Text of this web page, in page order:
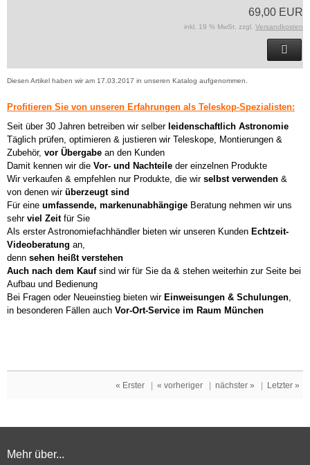
69,00 EUR
inkl. 19 % MwSt. zzgl. Versandkosten
Diesen Artikel haben wir am 17.03.2017 in unseren Katalog aufgenommen.
Profitieren Sie von unseren Erfahrungen als Teleskop-Spezialisten:
Seit über 30 Jahren betreiben wir selber leidenschaftlich Astronomie
Täglich prüfen, optimieren & justieren wir Teleskope, Montierungen &
Zubehör, vor Übergabe an den Kunden
Damit kennen wir die Vor- und Nachteile der einzelnen Produkte
Wir verkaufen & empfehlen nur Produkte, die wir selbst verwenden &
von denen wir überzeugt sind
Für eine umfassende, markenunabhängige Beratung nehmen wir uns
sehr viel Zeitfür Sie
Als erster Astronomiefachhändler bieten wir unseren Kunden Echtzeit-
Videoberatung an,
denn sehen heißt verstehen
Auch nach dem Kaufsind wir für Sie da & stehen weiterhin zur Seite bei
Aufbau und Bedienung
Bei Fragen oder Neueinstieg bieten wir Einweisungen & Schulungen,
in besonderen Fällen auch Vor-Ort-Service im Raum München
« Erster « vorheriger nächster » Letzter »
Mehr über...